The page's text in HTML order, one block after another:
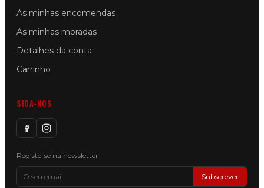
As minhas encomendas
As minhas moradas
Detalhes da conta
Carrinho
SIGA-NOS
Registe-se na newsletter
Subscrever